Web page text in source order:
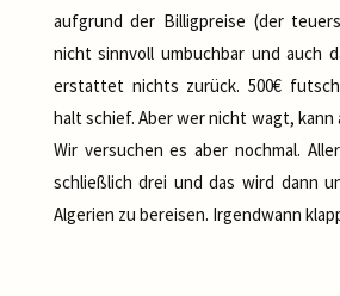
aufgrund der Billigpreise (der
nicht sinnvoll umbuchbar und auch
erstattet nichts zurück. 500€
halt schief. Aber wer nicht wagt, kann
Wir versuchen es aber nochmal.
schließlich drei und das wird dann
Algerien zu bereisen. Irgendwann